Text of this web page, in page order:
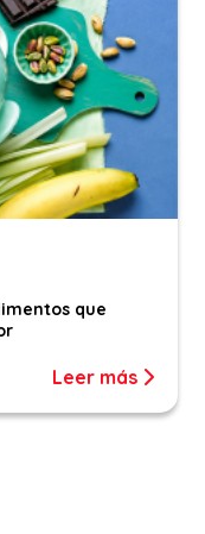
que
Leer más